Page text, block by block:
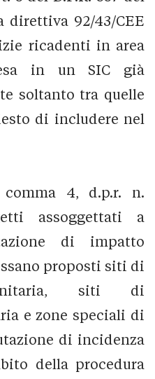
direttiva 92/43/CEE
ricadenti in area
in un SIC già
soltanto tra quelle
di includere nel
4, d.p.r. n.
assoggettati a
di impatto
proposti siti di
siti di
e zone speciali di
di incidenza
della procedura